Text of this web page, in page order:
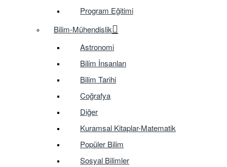
Program Eğitimi
Bilim-Mühendislik
Astronomi
Bilim İnsanları
Bilim Tarihi
Coğrafya
Diğer
Kuramsal Kitaplar-Matematik
Popüler Bilim
Sosyal Bilimler